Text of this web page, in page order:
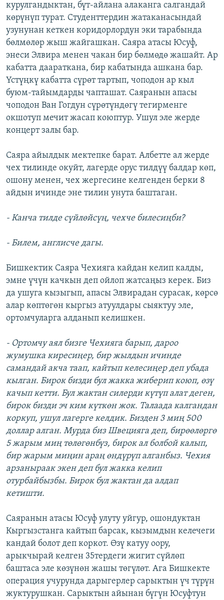
курулгандыктан, бүт-айлана алаканга салгандай
көрүнүп турат. Студенттердин жатаканасындай
узунунан кеткен коридорлордун эки тарабында
бөлмөлөр жыш жайгашкан. Саяра атасы Юсуф,
энеси Элвира менен чакан бир бөлмөдө жашайт. Ар
кабатта даараткана, бир кабатында ашкана бар.
Үстүңкү кабатта сүрөт тартып, чоподон ар кыл
буюм-тайымдарды чапташат. Саяранын апасы
чоподон Ван Гогдун сүрөтүндөгү тегирменге
окшотуп мечит жасап коюптур. Ушул эле жерде
концерт залы бар.
Саяра айылдык мектепке барат. Албетте ал жерде
чех тилинде окуйт, лагерде орус тилдүү балдар көп,
ошону менен, чех жергесине келгенден берки 8
айдын ичинде эне тилин унута баштаган.
- Канча тилде сүйлөйсүң, чехче билесиңби?
- Билем, англисче дагы.
Бишкектик Саяра Чехияга кайдан келип калды,
эмне үчүн качкын деп ойлоп жатсаңыз керек. Биз
да ушуга кызыгып, апасы Элвирадан сурасак, көрсө
алар көптөгөн кыргыз атуулдары сыяктуу эле,
ортомчуларга алданып келишкен.
- Ортомчу аял бизге Чехияга барып, дароо
жумушка киресиңер, бир жылдын ичинде
самандай акча таап, кайтып келесиңер деп убада
кылган. Бирок бизди бул жакка жиберип коюп, өзү
качып кетти. Бул жактан силерди күтүп алат деген,
бирок бизди эч ким күткөн жок. Талаада калгандан
коркуп, ушул лагерге келдик. Бизден 3 миң 500
доллар алган. Мурда биз Швецияга деп, бирөөлөргө
5 жарым миң төлөгөнбүз, бирок ал болбой калып,
бир жарым миңин араң өндүрүп алганбыз. Чехия
арзаныраак экен деп бул жакка келип
отурбайбызбы. Бирок бул жактан да алдап
кетишти.
Саяранын атасы Юсуф улуту уйгур, ошондуктан
Кыргызстанга кайтып барсак, кызымдын келечеги
кандай болот деп коркот. Өзү катуу оору,
арыкчырай келген 35тердеги жигит сүйлөп
баштаса эле көзүнөн жашы төгүлөт. Ага Бишкекте
операция учурунда дарыгерлер сарыктын үч түрүн
жуктурушкан. Сарыктын айынан бүгүн Юсуфтун